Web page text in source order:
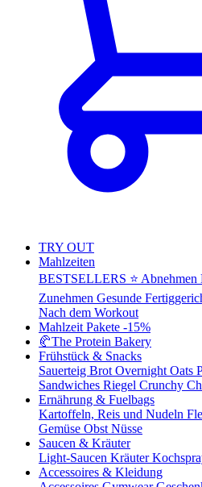
TRY OUT
Mahlzeiten
BESTSELLERS ⭐ Abnehmen
Zunehmen Gesunde
Nach dem Workout
Mahlzeit Pakete -15%
🥐The Protein Bakery
Frühstück & Snacks
Sauerteig Brot Overnight Oats
Sandwiches Riegel Crunchy
Ernährung & Fuelbags
Kartoffeln, Reis und Nudeln
Gemüse Obst Nüsse
Saucen & Kräuter
Light-Saucen Kräuter
Accessoires & Kleidung